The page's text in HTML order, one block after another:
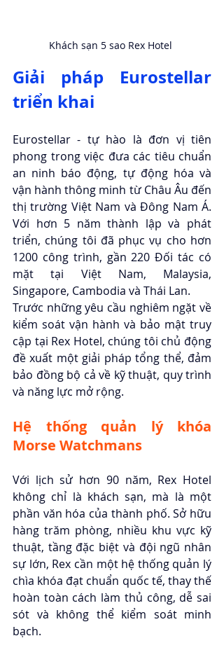
Khách sạn 5 sao Rex Hotel
Giải pháp Eurostellar
triển khai
Eurostellar - tự hào là đơn vị tiên
phong trong việc đưa các tiêu chuẩn
an ninh báo động, tự động hóa và
vận hành thông minh từ Châu Âu đến
thị trường Việt Nam và Đông Nam Á.
Với hơn 5 năm thành lập và phát
triển, chúng tôi đã phục vụ cho hơn
1200 công trình, gần 220 Đối tác có
mặt tại Việt Nam, Malaysia,
Singapore, Cambodia và Thái Lan.
Trước những yêu cầu nghiêm ngặt về
kiểm soát vận hành và bảo mật truy
cập tại Rex Hotel, chúng tôi chủ động
đề xuất một giải pháp tổng thể, đảm
bảo đồng bộ cả về kỹ thuật, quy trình
và năng lực mở rộng.
Hệ thống quản lý khóa
Morse Watchmans
Với lịch sử hơn 90 năm, Rex Hotel
không chỉ là khách sạn, mà là một
phần văn hóa của thành phố. Sở hữu
hàng trăm phòng, nhiều khu vực kỹ
thuật, tầng đặc biệt và đội ngũ nhân
sự lớn, Rex cần một hệ thống quản lý
chìa khóa đạt chuẩn quốc tế, thay thế
hoàn toàn cách làm thủ công, dễ sai
sót và không thể kiểm soát minh
bạch.